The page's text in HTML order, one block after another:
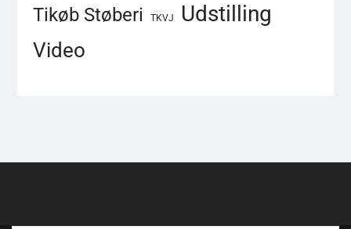
Tikøb Støberi TKVJ Udstilling
Video